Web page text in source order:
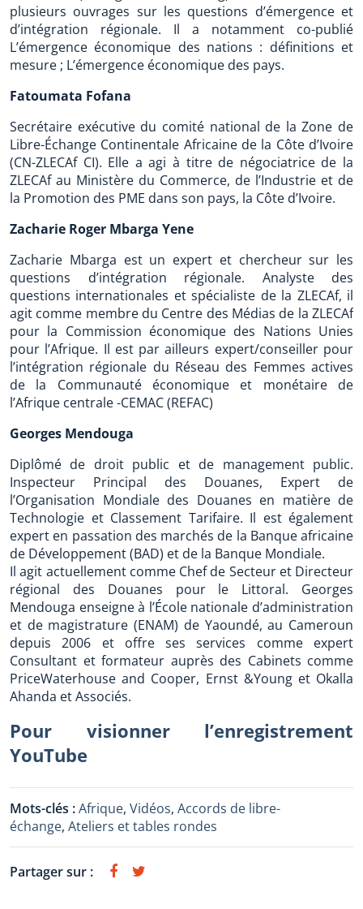
plusieurs ouvrages sur les questions d’émergence et
d’intégration régionale. Il a notamment co-publié
L’émergence économique des nations : définitions et
mesure ; L’émergence économique des pays.
Fatoumata Fofana
Secrétaire exécutive du comité national de la Zone de
Libre-Échange Continentale Africaine de la Côte d’Ivoire
(CN-ZLECAf CI). Elle a agi à titre de négociatrice de la
ZLECAf au Ministère du Commerce, de l’Industrie et de
la Promotion des PME dans son pays, la Côte d’Ivoire.
Zacharie Roger Mbarga Yene
Zacharie Mbarga est un expert et chercheur sur les
questions d’intégration régionale. Analyste des
questions internationales et spécialiste de la ZLECAf, il
agit comme membre du Centre des Médias de la ZLECAf
pour la Commission économique des Nations Unies
pour l’Afrique. Il est par ailleurs expert/conseiller pour
l’intégration régionale du Réseau des Femmes actives
de la Communauté économique et monétaire de
l’Afrique centrale -CEMAC (REFAC)
Georges Mendouga
Diplômé de droit public et de management public.
Inspecteur Principal des Douanes, Expert de
l’Organisation Mondiale des Douanes en matière de
Technologie et Classement Tarifaire. Il est également
expert en passation des marchés de la Banque africaine
de Développement (BAD) et de la Banque Mondiale.
Il agit actuellement comme Chef de Secteur et Directeur
régional des Douanes pour le Littoral. Georges
Mendouga enseigne à l’École nationale d’administration
et de magistrature (ENAM) de Yaoundé, au Cameroun
depuis 2006 et offre ses services comme expert
Consultant et formateur auprès des Cabinets comme
PriceWaterhouse and Cooper, Ernst &Young et Okalla
Ahanda et Associés.
Pour visionner l’enregistrement
YouTube
Mots-clés :Afrique, Vidéos, Accords de libre-
échange, Ateliers et tables rondes
Partager sur :